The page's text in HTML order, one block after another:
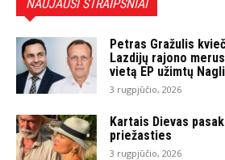
NAUJAUSI STRAIPSNIAI
Petras Gražulis
Lazdijų rajono
vietą EP užimtų
3 rugpjūčio, 2026
Kartais Dievas
priežasties
3 rugpjūčio, 2026